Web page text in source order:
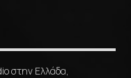
στην Ελλάδα,